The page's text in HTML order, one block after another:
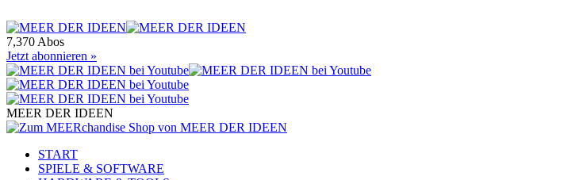
7,370 Abos
Jetzt abonnieren »
MEER DER IDEEN
START
SPIELE & SOFTWARE